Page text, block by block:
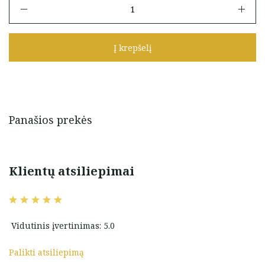
Juodo
su
detalėmis
Į krepšelį
Panašios prekės
Klientų atsiliepimai
Vidutinis įvertinimas: 5.0
Palikti atsiliepimą